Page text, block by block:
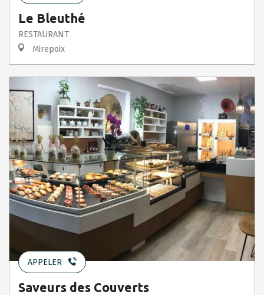
Le Bleuthé
RESTAURANT
Mirepoix
APPELER
Saveurs des Couverts